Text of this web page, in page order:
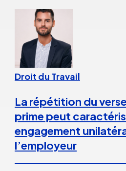
Droit du Travail
La répétition du
prime peut
engagement
l’employeur